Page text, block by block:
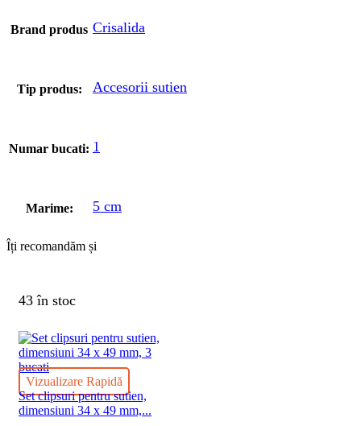
Brand produs Crisalida
Tip produs: Accesorii sutien
Numar bucati: 1
Marime: 5 cm
Îți recomandăm și
43 în stoc
Vizualizare Rapidă
Set clipsuri pentru sutien,
dimensiuni 34 x 49 mm,...